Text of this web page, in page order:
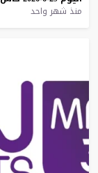
منذ شهر واحد